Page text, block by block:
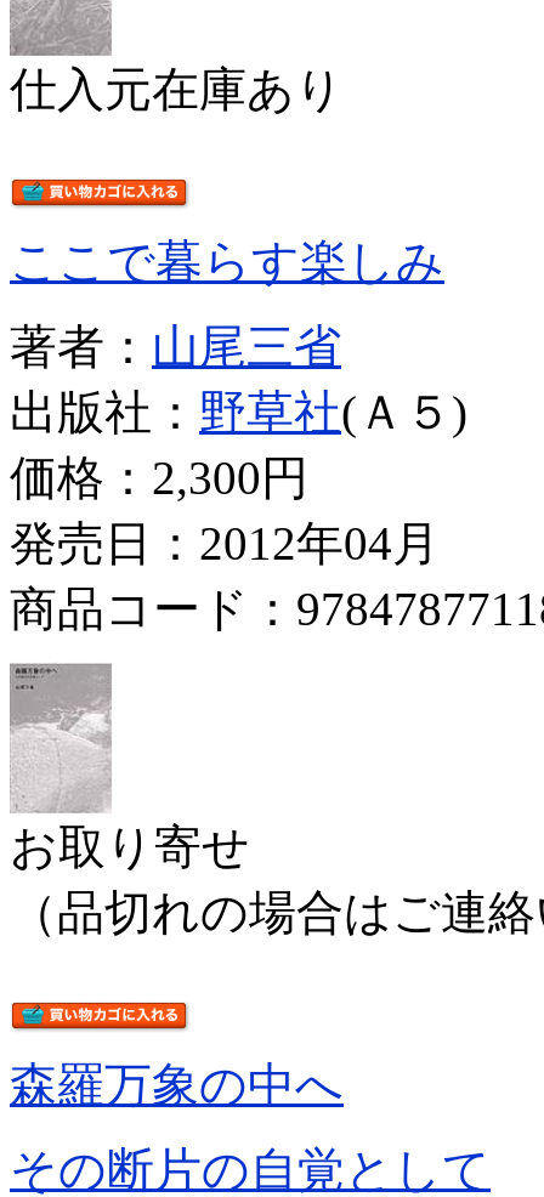
仕入元在庫あり
ここで暮らす楽しみ
著者： 山尾三省
出版社： 野草社(Ａ５)
価格： 2,300円
発売日：2012年04月
商品コード：
お取り寄せ
（品切れの場合はご連
森羅万象の中へ
その断片の自覚として